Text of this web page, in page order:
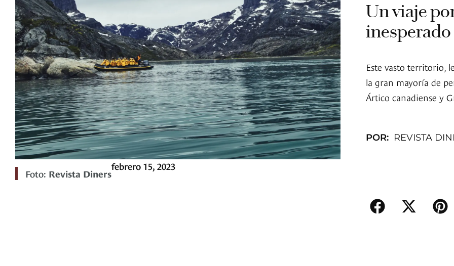
Foto: Revista Diners
febrero 15, 2023
Un viaje
inesperado
Este vasto territorio,
la gran mayoría de
Ártico canadiense y
POR: REVISTA